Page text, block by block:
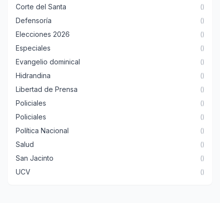
Corte del Santa ()
Defensoría ()
Elecciones 2026 ()
Especiales ()
Evangelio dominical ()
Hidrandina ()
Libertad de Prensa ()
Policiales ()
Policiales ()
Política Nacional ()
Salud ()
San Jacinto ()
UCV ()